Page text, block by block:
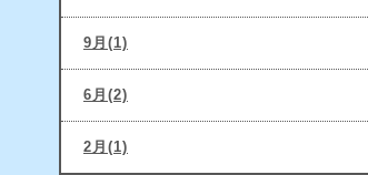
9月(1)
6月(2)
2月(1)